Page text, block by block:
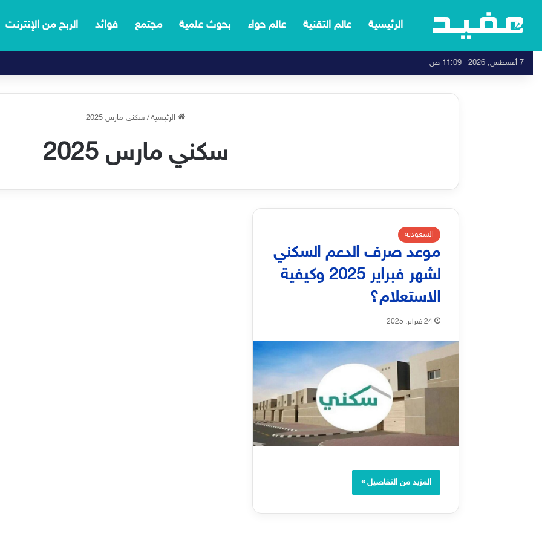
الرئيسية عالم التقنية عالم حواء بحوث علمية مجتمع فوائد الربح من الإنترنت
7 أغسطس, 2026 | 11:09 ص
الرئيسية/ سكني مارس 2025
سكني مارس 2025
السعودية
موعد صرف الدعم السكني
لشهر فبراير 2025 وكيفية
الاستعلام؟
24 فبراير, 2025
المزيد من التفاصيل »